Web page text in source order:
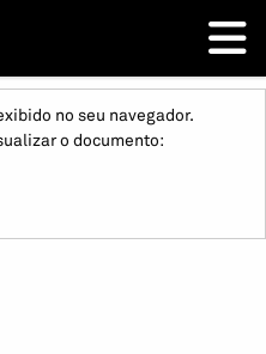
no seu navegador.
o documento: